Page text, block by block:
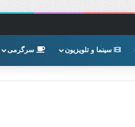
سینما و تلویزیون سرگرمی